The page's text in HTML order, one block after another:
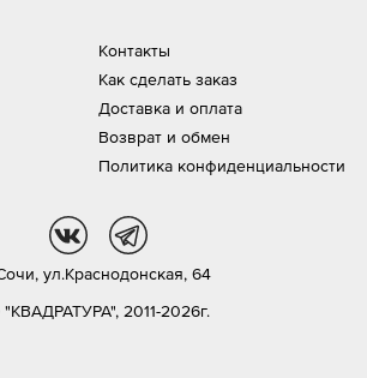
Контакты
Как сделать заказ
Доставка и оплата
Возврат и обмен
Политика конфиденциальности
2011-2026г.
ул.Краснодонская, 64
vk tg